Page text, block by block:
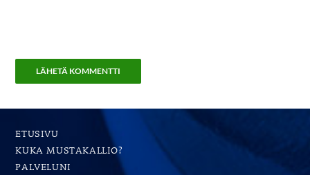
ETUSIVU
KUKA MUSTAKALLIO?
PALVELUNI